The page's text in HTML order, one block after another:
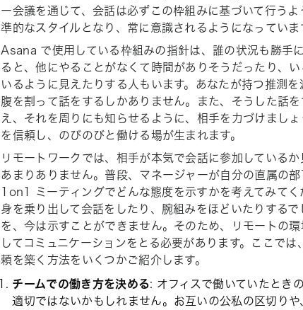
ー会議を通じて、会話は必ずこの枠組みに基づいて行う
準的なスタイルとなり、常に意識されるようになっていま
Asana で使用している枠組みの指針は、誰の状況も勝手
ると、他にやることがなくて時間がありそうだったり、
いるように見えたりする人もいます。あなたが持つ推測
腹を割って話をするしかありません。また、そうした話
え、それを周りにも知らせるように、相手を力づけまし
を信頼し、のびのびと働ける場が生まれます。
リモートワークでは、相手が本気で会話に参加している
あまりありません。普段、マネージャーが自分の直属の部
1on1 ミーティングでどんな態度を示すかを考えてみてく
身を乗り出して会話をしたり、腕組みをほどいたりする
を、今は示すことができません。そのため、リモートの
してコミュニケーションをとる必要があります。ここで
頼を築く方法をいくつかご紹介します。
チームでの働き方を決める: オフィスで働いていたとき
適切ではないかもしれません。お互いの公私の区切り